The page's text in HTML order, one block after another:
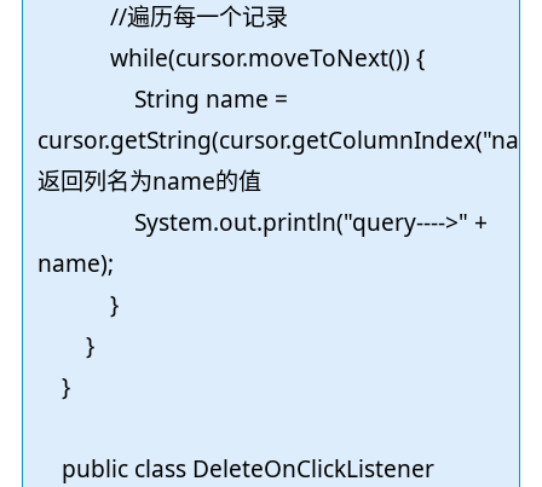
//遍历每一个记录
while(cursor.moveToNext()) {
String name =
返回列名为name的值
System.out.println("query---->" +
name);
}
}
}
public class DeleteOnClickListener